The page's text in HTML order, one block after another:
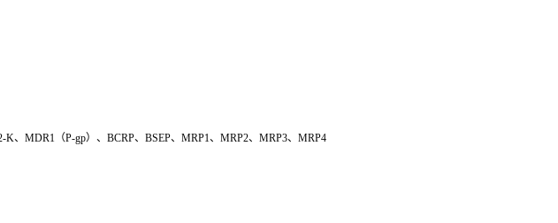
、MDR1（P-gp）、BCRP、BSEP、MRP1、MRP2、MRP3、MRP4